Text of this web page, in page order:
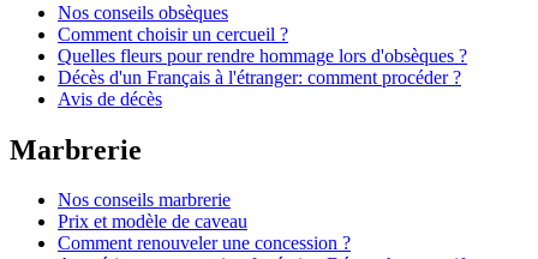
Nos conseils obsèques
Comment choisir un cercueil ?
Quelles fleurs pour rendre hommage lors d'obsèques ?
Décès d'un Français à l'étranger: comment procéder ?
Avis de décès
Marbrerie
Nos conseils marbrerie
Prix et modèle de caveau
Comment renouveler une concession ?